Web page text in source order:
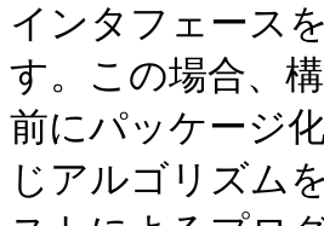
インタフェース
す。この場合、
前にパッケージ
じアルゴリズム